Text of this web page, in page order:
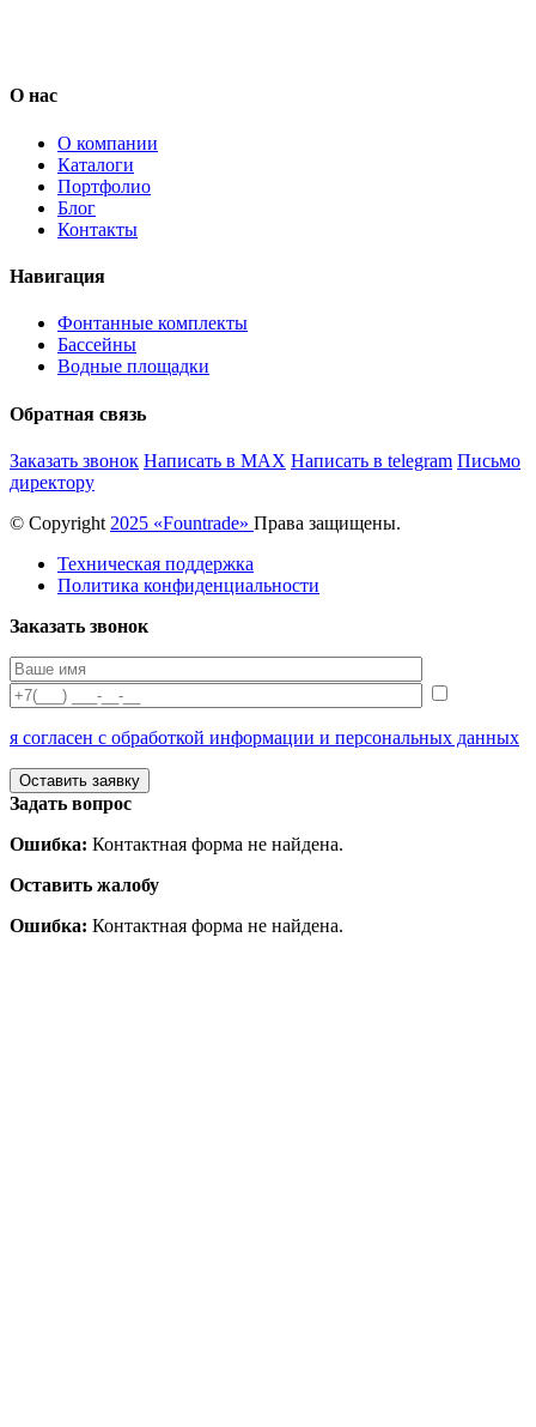
О нас
О компании
Каталоги
Портфолио
Блог
Контакты
Навигация
Фонтанные комплекты
Бассейны
Водные площадки
Обратная связь
Заказать звонок Написать в MAX Написать в telegram Письмо
директору
© Copyright 2025 «Fоuntrade» Права защищены.
Техническая поддержка
Политика конфиденциальности
Заказать звонок
я согласен с обработкой информации и персональных данных
Задать вопрос
Ошибка: Контактная форма не найдена.
Оставить жалобу
Ошибка: Контактная форма не найдена.